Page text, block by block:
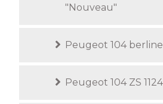
"Nouveau"
Peugeot 104 berline
Peugeot 104 ZS